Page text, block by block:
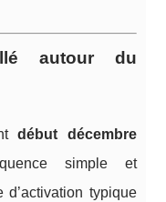
autour du
début décembre
simple et
d’activation typique